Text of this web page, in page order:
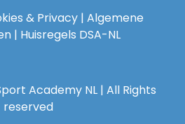
& Privacy | Algemene
| Huisregels DSA-NL
Academy NL | All Rights
reserved